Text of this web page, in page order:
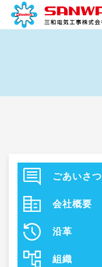
Skip
ごあいさつ
会社概要
沿革
組織